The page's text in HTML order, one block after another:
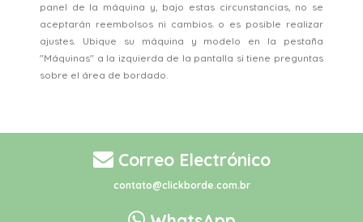
panel de la máquina y, bajo estas circunstancias, no se
aceptarán reembolsos ni cambios. o es posible realizar
ajustes. Ubique su máquina y modelo en la pestaña
"Máquinas" a la izquierda de la pantalla si tiene preguntas
sobre el área de bordado.
Correo Electrónico
contato@clickborde.com.br